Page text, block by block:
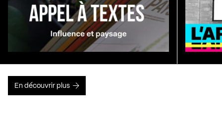
En découvrir plus